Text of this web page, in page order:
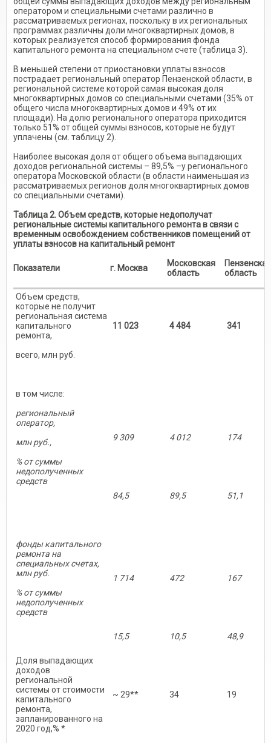
оператором и специальными счетами различно в
рассматриваемых регионах, поскольку в их региональных
программах различны доли многоквартирных домов, в
которых реализуется способ формирования фонда
капитального ремонта на специальном счете (таблица 3).
В меньшей степени от приостановки уплаты взносов
пострадает региональный оператор Пензенской области, в
региональной системе которой самая высокая доля
многоквартирных домов со специальными счетами (35% от
общего числа многоквартирных домов и 49% от их
площади). На долю регионального оператора приходится
только 51% от общей суммы взносов, которые не будут
уплачены (см. таблицу 2).
Наиболее высокая доля от общего объема выпадающих
доходов региональной системы – 89,5% –у регионального
оператора Московской области (в области наименьшая из
рассматриваемых регионов доля многоквартирных домов
со специальными счетами).
Таблица 2. Объем средств, которые недополучат
региональные системы капитального ремонта в связи с
временным освобождением собственников помещений от
уплаты взносов на капитальный ремонт
Показатели г. Москва
Московская
область
Пензенская
область
Объем средств,
которые не получит
региональная система
капитального
ремонта,
всего, млн руб.
11 023 4 484 341
в том числе:
региональный
оператор,
млн руб.,
% от суммы
недополученных
средств
9 309
84,5
4 012
89,5
174
51,1
фонды капитального
ремонта на
специальных счетах,
млн руб.
% от суммы
недополученных
средств
1 714
15,5
472
10,5
167
48,9
Доля выпадающих
доходов
региональной
системы от стоимости
капитального
ремонта,
запланированного на
2020 год,% *
~ 29** 34 19